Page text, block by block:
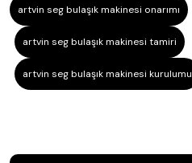
artvin seg bulaşık makinesi onarımı
artvin seg bulaşık makinesi tamiri
artvin seg bulaşık makinesi kurulumu